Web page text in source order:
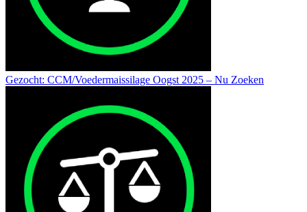
Gezocht: CCM/Voedermaissilage Oogst 2025 – Nu Zoeken